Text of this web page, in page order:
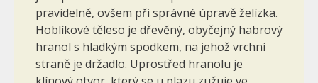
pravidelně, ovšem při správné úpravě želízka.
Hoblíkové těleso je dřevěný, obyčejný habrový
hranol s hladkým spodkem, na jehož vrchní
straně je držadlo. Uprostřed hranolu je